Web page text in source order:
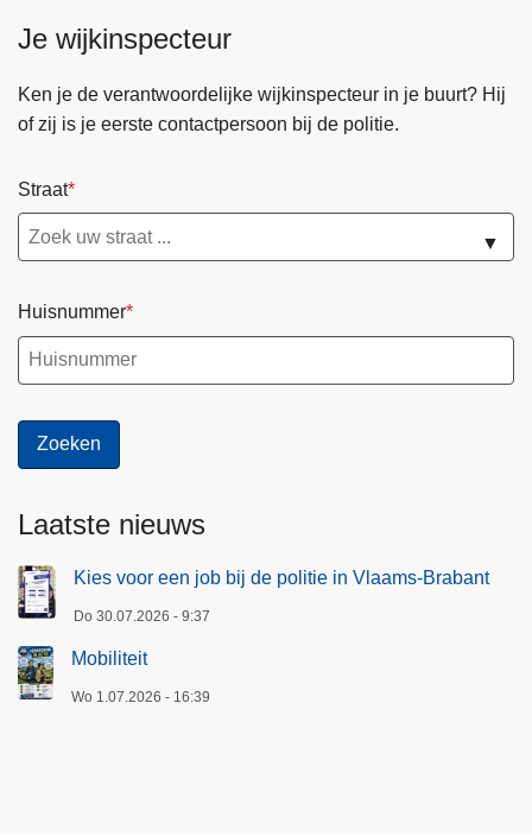
a
Je wijkinspecteur
Ken je de verantwoordelijke wijkinspecteur in je buurt? Hij
of zij is je eerste contactpersoon bij de politie.
Straat
▼
Huisnummer
Laatste nieuws
Kies voor een job bij de politie in Vlaams-Brabant
Do 30.07.2026 - 9:37
Mobiliteit
Wo 1.07.2026 - 16:39